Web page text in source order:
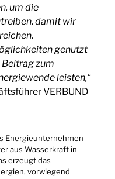
um die
damit wir
genutzt
zum
leisten,“
VERBUND
Energieunternehmen
aus Wasserkraft in
erzeugt das
vorwiegend